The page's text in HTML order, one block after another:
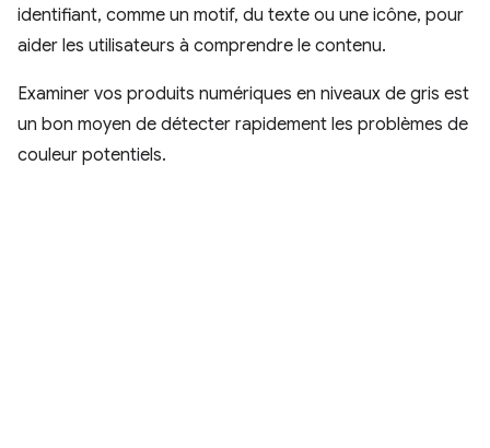
identifiant, comme un motif, du texte ou une icône, pour
aider les utilisateurs à comprendre le contenu.
Examiner vos produits numériques en niveaux de gris est
un bon moyen de détecter rapidement les problèmes de
couleur potentiels.